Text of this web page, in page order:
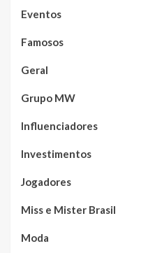
Eventos
Famosos
Geral
Grupo MW
Influenciadores
Investimentos
Jogadores
Miss e Mister Brasil
Moda